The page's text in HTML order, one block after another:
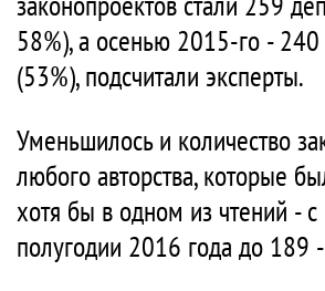
58%), а осенью 2015-го - 240
(53%), подсчитали эксперты.
Уменьшилось и количество
любого авторства, которые
хотя бы в одном из чтений -
полугодии 2016 года до 189